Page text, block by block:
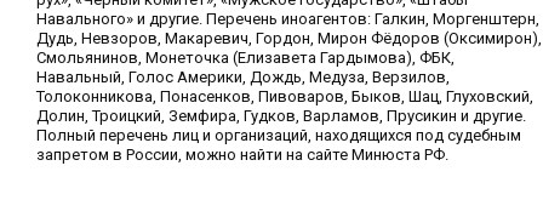
Навального» и другие. Перечень иноагентов: Галкин, Моргенштерн,
Дудь, Невзоров, Макаревич, Гордон, Мирон Фёдоров (Оксимирон),
Смольянинов, Монеточка (Елизавета Гардымова), ФБК,
Навальный, Голос Америки, Дождь, Медуза, Верзилов,
Толоконникова, Понасенков, Пивоваров, Быков, Шац, Глуховский,
Долин, Троицкий, Земфира, Гудков, Варламов, Прусикин и другие.
Полный перечень лиц и организаций, находящихся под судебным
запретом в России, можно найти на сайте Минюста РФ.